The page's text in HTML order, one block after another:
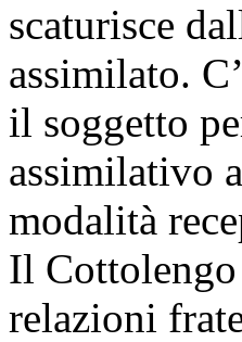
scaturisce
assimilato.
il soggetto
assimilativo
modalità
Il
relazioni